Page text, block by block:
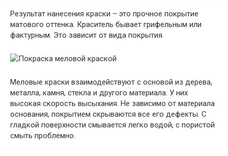
Результат нанесения краски – это прочное покрытие
матового оттенка. Краситель бывает грифельным или
фактурным. Это зависит от вида покрытия.
Меловые краски взаимодействуют с основой из дерева,
металла, камня, стекла и другого материала. У них
высокая скорость высыхания. Не зависимо от материала
основания, покрытием скрываются все его дефекты. С
гладкой поверхности смывается легко водой, с пористой
смыть проблемно.